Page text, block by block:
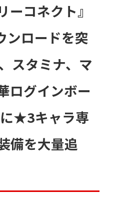
ーコネクト』
ンロードを突
スタミナ、マ
ログインボー
★3キャラ専
備を大量追